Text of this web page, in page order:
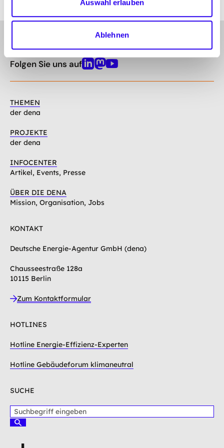
Auswahl erlauben
Ablehnen
nach
oben
Abonnieren Sie unseren NewsletterAnmelden
Folgen Sie uns aufLinkedin
Mastodon
Youtube
THEMEN
der dena
PROJEKTE
der dena
INFOCENTER
Artikel, Events, Presse
ÜBER DIE DENA
Mission, Organisation, Jobs
KONTAKT
Deutsche Energie-Agentur GmbH (dena)
Chausseestraße 128a
10115 Berlin
Zum Kontaktformular
HOTLINES
Hotline Energie-Effizienz-Experten
Hotline Gebäudeforum klimaneutral
SUCHE
u
S
h